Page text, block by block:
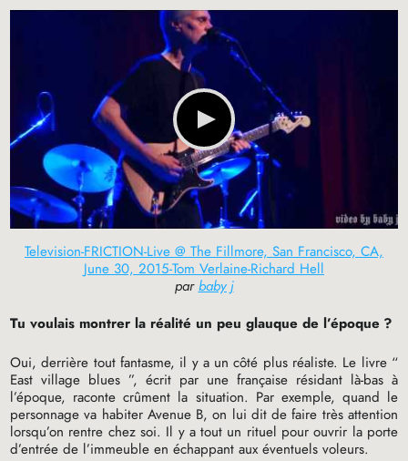
Television-FRICTION-Live @ The Fillmore, San Francisco, CA,
June 30, 2015-Tom Verlaine-Richard Hell
parbaby j
Tu voulais montrer la réalité un peu glauque de l’époque ?
Oui, derrière tout fantasme, il y a un côté plus réaliste. Le livre “
East village blues ”, écrit par une française résidant là-bas à
l’époque, raconte crûment la situation. Par exemple, quand le
personnage va habiter Avenue B, on lui dit de faire très attention
lorsqu’on rentre chez soi. Il y a tout un rituel pour ouvrir la porte
d’entrée de l’immeuble en échappant aux éventuels voleurs.